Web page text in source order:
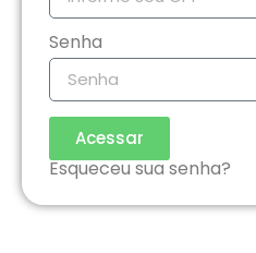
Senha
Acessar
Esqueceu sua senha?